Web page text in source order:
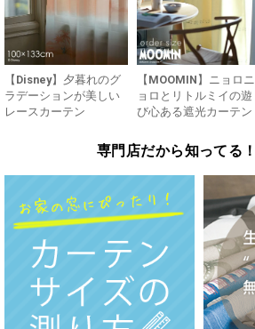
【Disney】夕暮れのグ
ラデーションが美しい
レースカーテン
【MOOMIN】ニョロニ
ョロとリトルミイの遊
び心ある遮光カーテン
専門店だから知ってる